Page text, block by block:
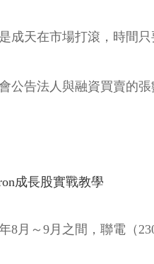
成天在市場打滾，時間
公告法人與融資買賣的
成長股實戰教學
8月～9月之間，聯電（